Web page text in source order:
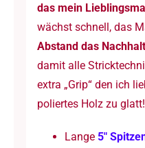
das mein
wächst schnell, das
Abstand das
damit alle
extra „Grip“ den ich
poliertes Holz zu glatt!
Lange 5″